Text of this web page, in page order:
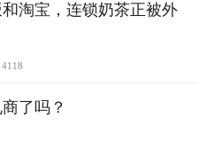
淘宝，连锁奶茶正被外
4118
了吗？